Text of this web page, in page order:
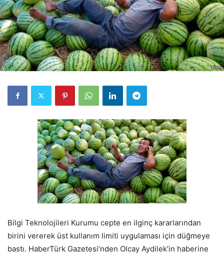
Bilgi Teknolojileri Kurumu cepte en ilginç kararlarından
birini vererek üst kullanım limiti uygulaması için düğmeye
bastı. HaberTürk Gazetesi’nden Olcay Aydilek’in haberine